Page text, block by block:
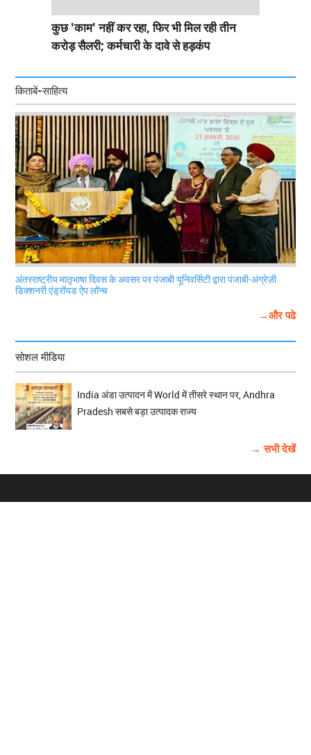
कुछ 'काम' नहीं कर रहा, फिर भी मिल रही तीन
करोड़ सैलरी; कर्मचारी के दावे से हड़कंप
किताबें-साहित्य
अंतरराष्ट्रीय मातृभाषा दिवस के अवसर पर पंजाबी यूनिवर्सिटी द्वारा पंजाबी-अंग्रेज़ी
डिक्शनरी एंड्रॉयड ऐप लॉन्च
→और पढे
सोशल मीडिया
India अंडा उत्पादन में World में तीसरे स्थान पर, Andhra
Pradesh सबसे बड़ा उत्पादक राज्य
→ सभी देखें